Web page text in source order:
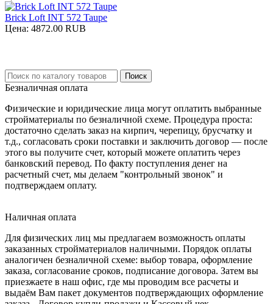
Brick Loft INT 572 Taupe
Цена: 4872.00 RUB
Безналичная оплата
Физические и юридические лица могут оплатить выбранные
стройматериалы по безналичной схеме. Процедура проста:
достаточно сделать заказ на кирпич, черепицу, брусчатку и
т.д., согласовать сроки поставки и заключить договор — после
этого вы получите счет, который можете оплатить через
банковский перевод. По факту поступления денег на
расчетный счет, мы делаем "контрольный звонок" и
подтверждаем оплату.
Наличная оплата
Для физических лиц мы предлагаем возможность оплаты
заказанных стройматериалов наличными. Порядок оплаты
аналогичен безналичной схеме: выбор товара, оформление
заказа, согласование сроков, подписание договора. Затем вы
приезжаете в наш офис, где мы проводим все расчеты и
выдаём Вам пакет документов подтверждающих оформление